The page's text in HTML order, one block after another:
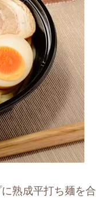
熟成平打ち麺を合